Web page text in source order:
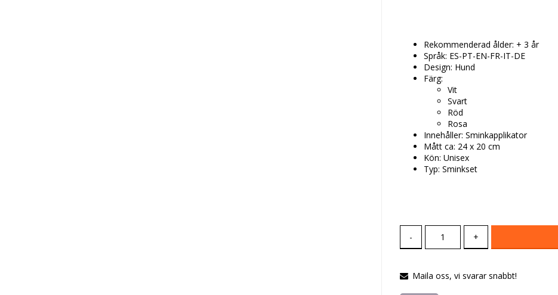
Rekommenderad ålder: + 3 år
Språk: ES-PT-EN-FR-IT-DE
Design: Hund
Färg:
Vit
Svart
Röd
Rosa
Innehåller: Sminkapplikator
Mått ca: 24 x 20 cm
Kön: Unisex
Typ: Sminkset
- +
Maila oss, vi svarar snabbt!